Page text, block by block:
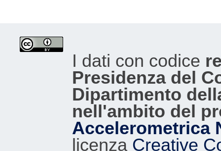
I dati con codice
Presidenza del
Dipartimento
nell'ambito del
Accelerometrica
licenza Creative